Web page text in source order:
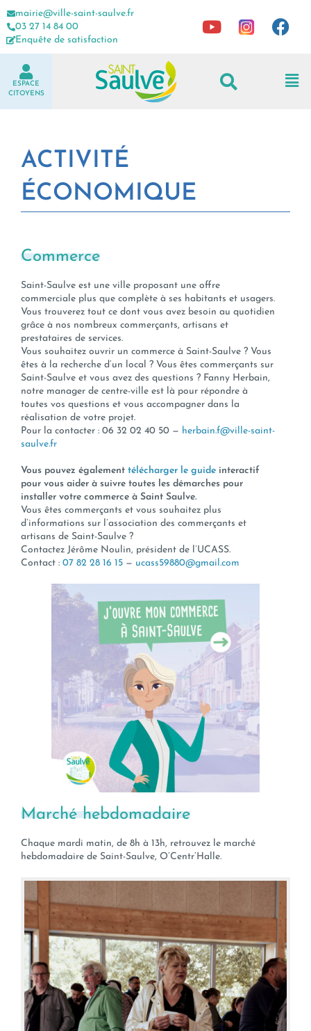
mairie@ville-saint-saulve.fr
03 27 14 84 00
Enquête de satisfaction
ESPACE
CITOYENS
ACTIVITÉ
ÉCONOMIQUE
Commerce
Saint-Saulve est une ville proposant une offre
commerciale plus que complète à ses habitants et usagers.
Vous trouverez tout ce dont vous avez besoin au quotidien
grâce à nos nombreux commerçants, artisans et
prestataires de services.
Vous souhaitez ouvrir un commerce à Saint-Saulve ? Vous
êtes à la recherche d’un local ? Vous êtes commerçants sur
Saint-Saulve et vous avez des questions ? Fanny Herbain,
notre manager de centre-ville est là pour répondre à
toutes vos questions et vous accompagner dans la
réalisation de votre projet.
Pour la contacter : 06 32 02 40 50 — herbain.f@ville-saint-
saulve.fr
Vous pouvez également télécharger le guide interactif
pour vous aider à suivre toutes les démarches pour
installer votre commerce à Saint Saulve.
Vous êtes commerçants et vous souhaitez plus
d’informations sur l’association des commerçants et
artisans de Saint-Saulve ?
Contactez Jérôme Noulin, président de l’UCASS.
Contact : 07 82 28 16 15 — ucass59880@gmail.com
Marché hebdomadaire
Chaque mardi matin, de 8h à 13h, retrouvez le marché
hebdomadaire de Saint-Saulve, O’Centr’Halle.